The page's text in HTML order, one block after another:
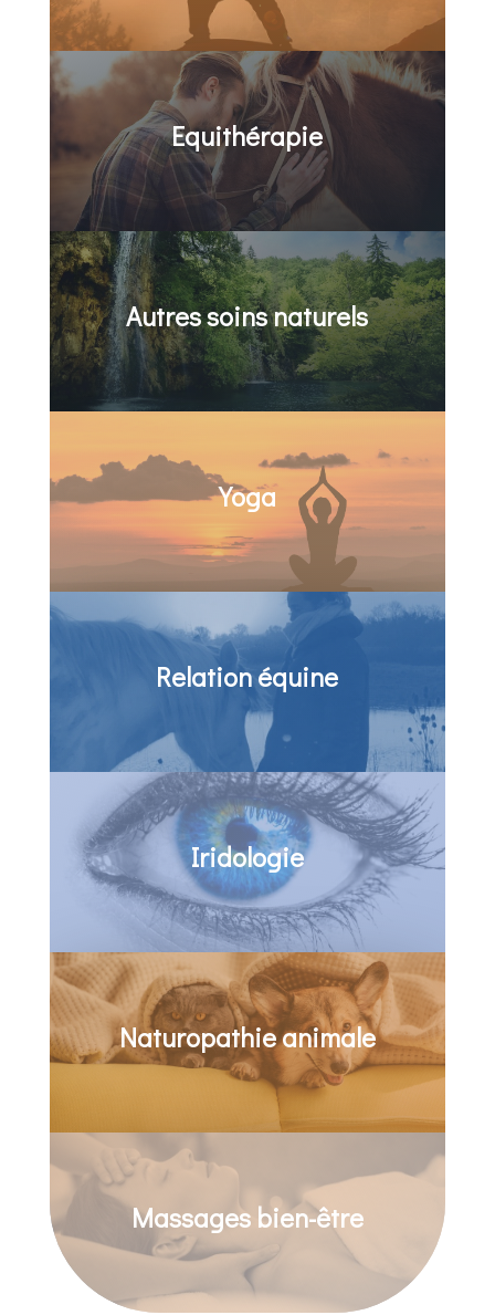
Equithérapie
Autres soins naturels
Yoga
Relation équine
Iridologie
Naturopathie animale
Massages bien-être